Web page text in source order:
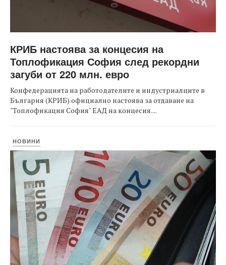
КРИБ настоява за концесия на
Топлофикация София след рекордни
загуби от 220 млн. евро
Конфедерацията на работодателите и индустриалците в
България (КРИБ) официално настоява за отдаване на
"Топлофикация София" ЕАД на концесия....
НОВИНИ